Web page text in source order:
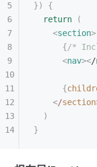
})
{
  return
(
    <
section>
      {
/*
      <
nav></
      {
    <
/section
  )
}